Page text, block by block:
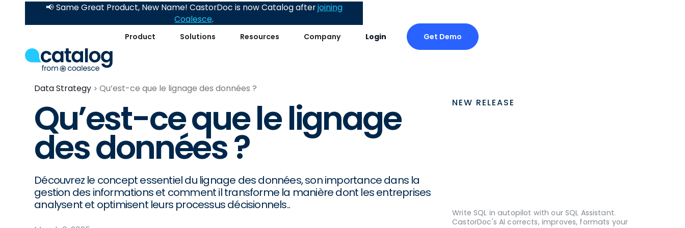
Product Solutions Resources Company Login Get Demo
📢 Same Great Product, New Name! CastorDoc is now Catalog afterjoining
Coalesce.
Data Strategy Qu’est-ce que le lignage des données ?
Qu’est-ce que le lignage
des données ?
Découvrez le concept essentiel du lignage des données, son importance dans la
gestion des informations et comment il transforme la manière dont les entreprises
analysent et optimisent leurs processus décisionnels..
NEW RELEASE
Write SQL in autopilot with our SQL Assistant.
CastorDoc's AI corrects, improves, formats your